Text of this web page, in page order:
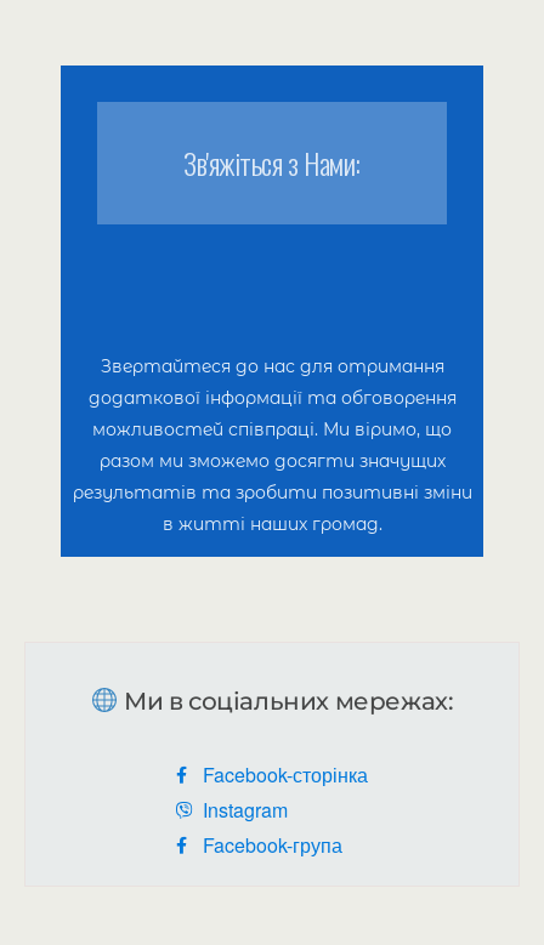
Зв'яжіться з Нами:
Звертайтеся до нас для отримання
додаткової інформації та обговорення
можливостей співпраці. Ми віримо, що
разом ми зможемо досягти значущих
результатів та зробити позитивні зміни
в житті наших громад.
Ми в соціальних мережах:
Facebook-сторінка
Instagram
Facebook-група